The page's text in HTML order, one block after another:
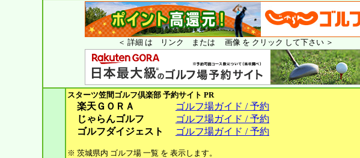
＜ 詳細 は リンク または 画像 を クリック して下さい ＞
スターツ笠間ゴルフ倶楽部 予約サイト PR
楽天ＧＯＲＡ
ゴルフ場ガイド / 予約
じゃらんゴルフ
ゴルフ場ガイド / 予約
ゴルフダイジェスト
ゴルフ場ガイド / 予約
※ 茨城県内 ゴルフ場 一覧 を 表示します。